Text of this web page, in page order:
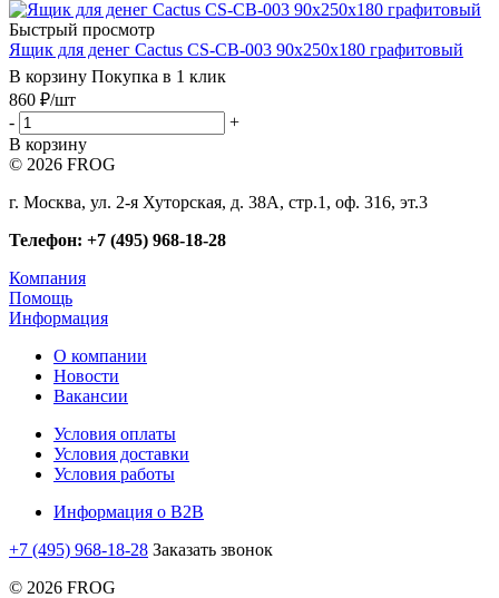
Быстрый просмотр
Ящик для денег Cactus CS-CB-003 90x250x180 графитовый
В корзину Покупка в 1 клик
860 ₽/шт
-
+
В корзину
© 2026 FROG
г. Москва, ул. 2-я Хуторская, д. 38А, стр.1, оф. 316, эт.3
Телефон: +7 (495) 968-18-28
Компания
Помощь
Информация
О компании
Новости
Вакансии
Условия оплаты
Условия доставки
Условия работы
Информация о B2B
+7 (495) 968-18-28 Заказать звонок
© 2026 FROG